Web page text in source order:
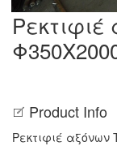
Product Info
Ρεκτιφιέ αξόνων